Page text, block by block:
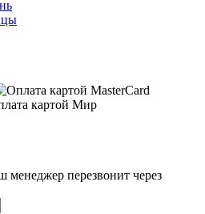
менеджер перезвонит через